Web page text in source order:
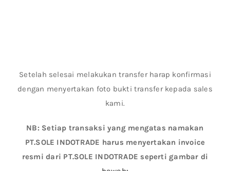
Setelah selesai melakukan transfer harap konfirmasi
dengan menyertakan foto bukti transfer kepada sales
kami.
NB: Setiap transaksi yang mengatas namakan
PT.SOLE INDOTRADE harus menyertakan invoice
resmi dari PT.SOLE INDOTRADE seperti gambar di